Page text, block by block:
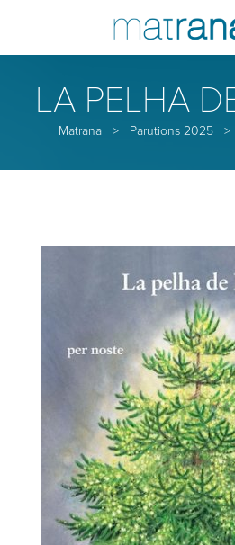
LA PELHA
Matrana> Parutions 2025 >